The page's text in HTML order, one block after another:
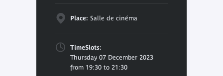
Place: Salle de cinéma
TimeSlots:
Thursday 07 December 2023
from 19:30 to 21:30